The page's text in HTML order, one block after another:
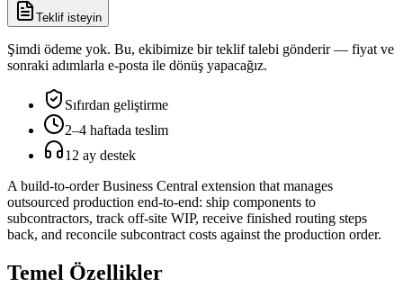
Teklif isteyin
Şimdi ödeme yok. Bu, ekibimize bir teklif talebi gönderir — fiyat ve
sonraki adımlarla e-posta ile dönüş yapacağız.
Sıfırdan geliştirme
2–4 haftada teslim
12 ay destek
A build-to-order Business Central extension that manages
outsourced production end-to-end: ship components to
subcontractors, track off-site WIP, receive finished routing steps
back, and reconcile subcontract costs against the production order.
Temel Özellikler